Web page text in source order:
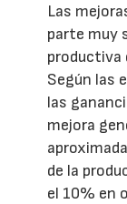
Las
parte muy
productiva
Según las
las
mejora
de la
el 10% en